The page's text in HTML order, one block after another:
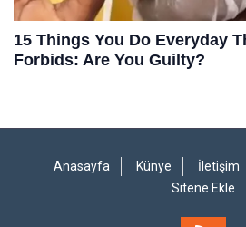
Anasayfa Künye İletişim
Sitene Ekle